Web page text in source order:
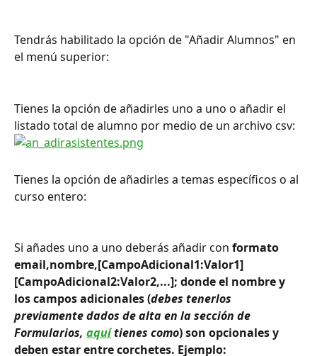
Tendrás habilitado la opción de "Añadir Alumnos" en
el menú superior:
Tienes la opción de añadirles uno a uno o añadir el
listado total de alumno por medio de un archivo csv:
Tienes la opción de añadirles a temas específicos o al
curso entero:
Si añades uno a uno deberás añadir con formato
email,nombre,[CampoAdicional1:Valor1]
[CampoAdicional2:Valor2,...]; donde el nombre y
los campos adicionales (debes tenerlos
previamente dados de alta en la sección de
Formularios, aquí tienes como) son opcionales y
deben estar entre corchetes. Ejemplo: